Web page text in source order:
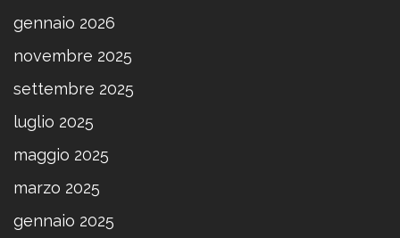
gennaio 2026
novembre 2025
settembre 2025
luglio 2025
maggio 2025
marzo 2025
gennaio 2025